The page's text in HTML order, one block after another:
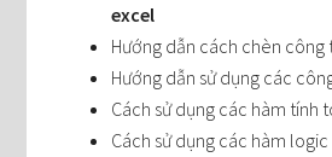
excel
Hướng dẫn cách chèn công
Hướng dẫn sử dụng các
Cách sử dụng các hàm tính
Cách sử dụng các hàm logic